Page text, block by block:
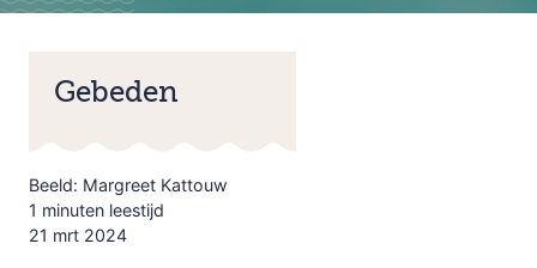
Gebeden
Beeld: Margreet Kattouw
1 minuten leestijd
21 mrt 2024